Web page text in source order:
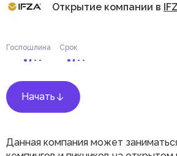
Открытие компании в
Госпошлина Срок
Начать
Данная компания может